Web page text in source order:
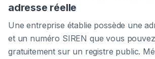
adresse réelle
Une entreprise établie possède une
et un numéro SIREN que vous
gratuitement sur un registre public.